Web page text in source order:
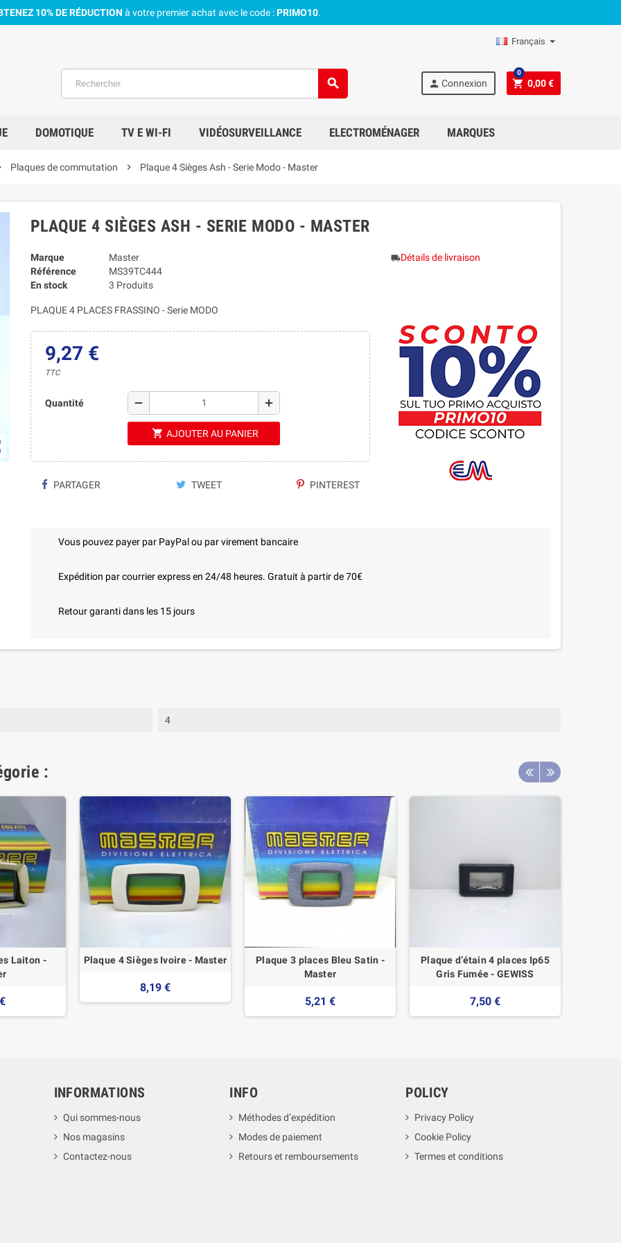
10% DE RÉDUCTION à votre premier achat avec le code :PRIMO10.
Français
search person Connexion shopping_cart 0,00 €
0
DOMOTIQUE TV E WI-FI VIDÉOSURVEILLANCE ELECTROMÉNAGER MARQUES
Plaques de commutation chevron_right Plaque 4 Sièges Ash - Serie Modo - Master
PLAQUE 4 SIÈGES ASH - SERIE MODO - MASTER
Marque
Master
Référence
MS39TC444
En stock
3 Produits
PLAQUE 4 PLACES FRASSINO - Serie MODO
9,27 €
TTC
Quantité remove add
shopping_cart AJOUTER AU PANIER
PARTAGER TWEET PINTEREST
local_shippingDétails de livraison
Vous pouvez payer par PayPal ou par virement bancaire
Expédition par courrier express en 24/48 heures. Gratuit à partir de 70€
Retour garanti dans les 15 jours
4
:
Laiton -
Plaque 4 Sièges Ivoire - Master
8,19 €
Plaque 3 places Bleu Satin -
Master
5,21 €
Plaque d’étain 4 places Ip65
Gris Fumée - GEWISS
7,50 €
INFORMATIONS
Qui sommes-nous
Nos magasins
Contactez-nous
INFO
Méthodes d’expédition
Modes de paiement
Retours et remboursements
POLICY
Privacy Policy
Cookie Policy
Termes et conditions